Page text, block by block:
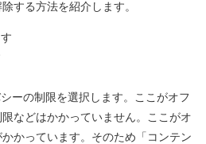
する方法を紹介します。
ーの制限を選択します。ここがオフ
などはかかっていません。ここがオ
かっています。そのため「コンテン